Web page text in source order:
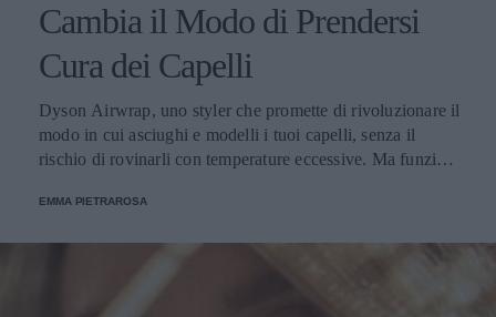
Cambia il Modo di Prendersi
Cura dei Capelli
Dyson Airwrap, uno styler che promette di rivoluzionare il
modo in cui asciughi e modelli i tuoi capelli, senza il
rischio di rovinarli con temperature eccessive. Ma funziona
EMMA PIETRAROSA